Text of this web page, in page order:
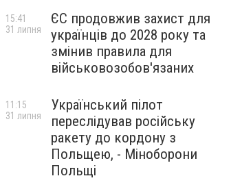
ЄС продовжив захист для
українців до 2028 року та
змінив правила для
військовозобов'язаних
15:41
31 липня
Український пілот
переслідував російську
ракету до кордону з
Польщею, - Міноборони
Польщі
11:15
31 липня